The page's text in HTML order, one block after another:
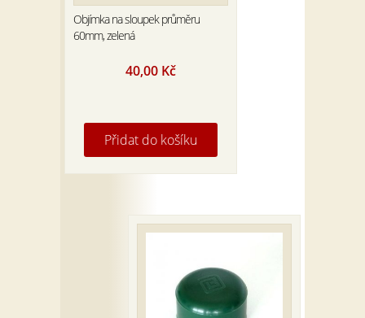
Objímka na sloupek průměru
60mm, zelená
40,00 Kč
Přidat do košíku